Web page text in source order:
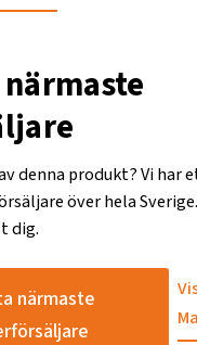
denna produkt? Vi har
över hela
dig.
närmaste